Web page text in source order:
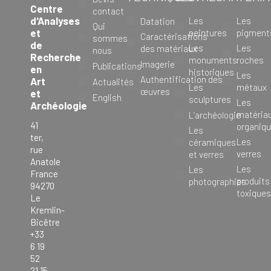
Centre
d'Analyses
et
de
Recherche
en
Art
et
Archéologie
41
ter,
rue
Anatole
France
94270
Le
Kremlin-
Bicêtre
+33
6 19
52
contact
Qui
sommes
nous
Publications
Actualités
English
Datation
Caractérisations
des matériaux
Imagerie
Authentification des
œuvres
Les
peintures
Les
monuments
historiques
Les
sculptures
L’archéologie
Les
céramiques
et verres
Les
photographies
Les
Les
roches
Les
métaux
Les
Les
verres
Les
produits
toxiques